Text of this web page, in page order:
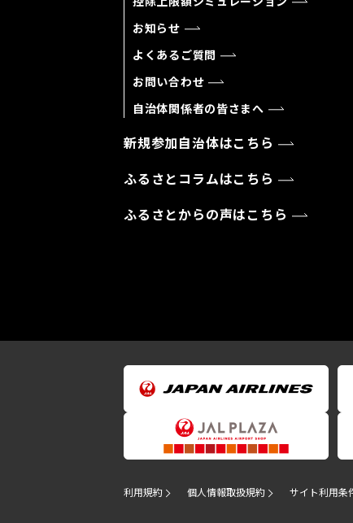
お知らせ
よくあるご質問
お問い合わせ
自治体関係者の皆さまへ
新規参加自治体はこちら
ふるさとコラムはこちら
ふるさとからの声はこちら
利用規約 個人情報取扱規約 サイト利用条